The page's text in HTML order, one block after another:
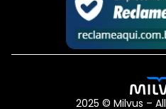
2025 © Milvus –